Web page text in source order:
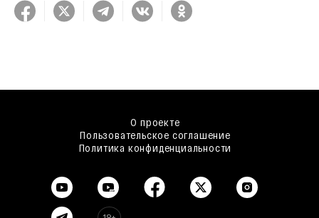
О проекте
Пользовательское соглашение
Политика конфиденциальности